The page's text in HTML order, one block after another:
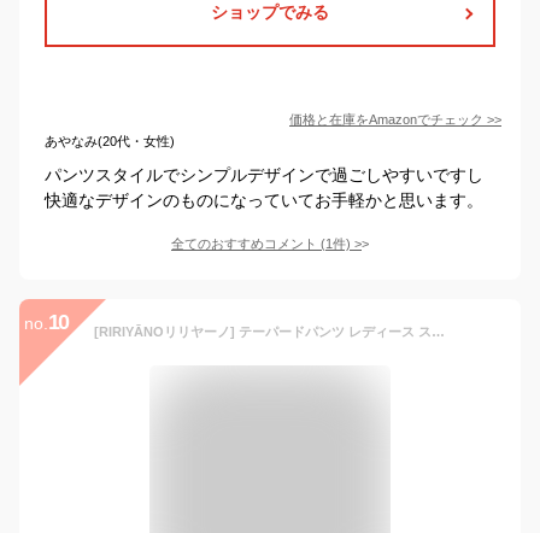
ショップでみる
価格と在庫をAmazonでチェック >>
あやなみ(20代・女性)
パンツスタイルでシンプルデザインで過ごしやすいですし
快適なデザインのものになっていてお手軽かと思います。
全てのおすすめコメント (1件) >
no. 10 [RIRIYĀNOリリヤーノ] テーパードパンツ レディース スーツ ウォッシャブル S M L LL 3L 4L 5L ブラック ネイビー 2506-522019 (9号, ブラック)